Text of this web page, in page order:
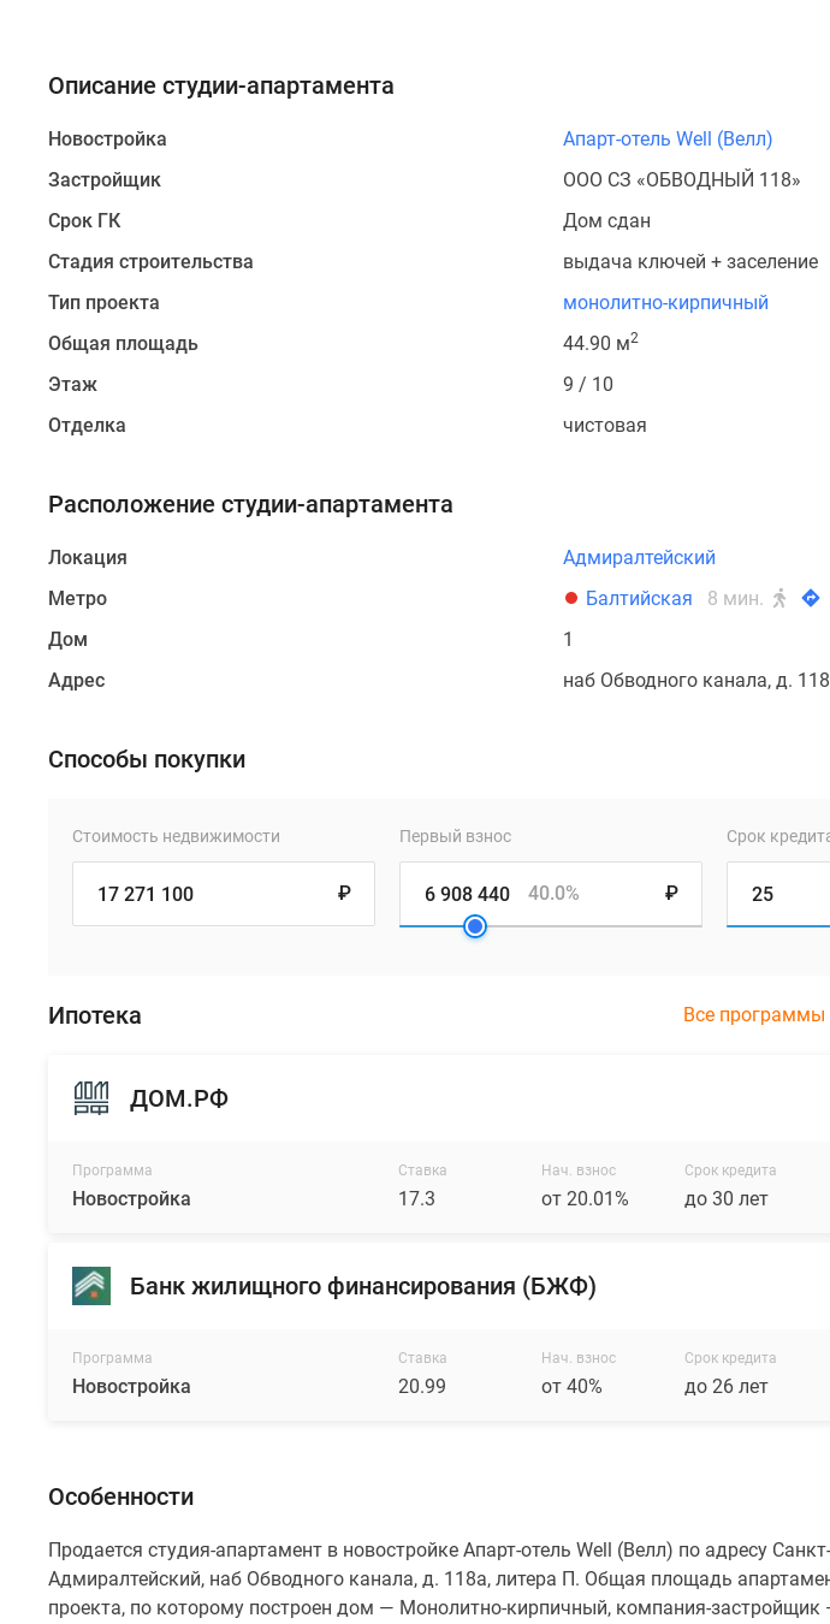
Описание студии-апартамента
Новостройка
Апарт-отель Well (Велл)
Застройщик
ООО СЗ «ОБВОДНЫЙ 118»
Срок ГК
Дом сдан
Стадия строительства
выдача ключей + заселение
Тип проекта
монолитно-кирпичный
Общая площадь
44.90 м2
Этаж
9 / 10
Отделка
чистовая
Расположение студии-апартамента
Локация
Адмиралтейский
Метро
Балтийская
8 мин.
Дом
1
Адрес
наб Обводного канала, д.
Способы покупки
Стоимость недвижимости
₽
Первый взнос
₽
40.0%
Срок
Ипотека Все программы
ДОМ.РФ
Программа
Новостройка
Ставка
17.3
Нач. взнос
от 20.01%
Срок кредита
до 30 лет
Банк жилищного финансирования (БЖФ)
Программа
Новостройка
Ставка
20.99
Нач. взнос
от 40%
Срок кредита
до 26 лет
Особенности
Продается студия-апартамент в новостройке Апарт-отель Well (Велл) по адресу
Адмиралтейский, наб Обводного канала, д. 118а, литера П. Общая площадь
проекта, по которому построен дом — Монолитно-кирпичный, компания-